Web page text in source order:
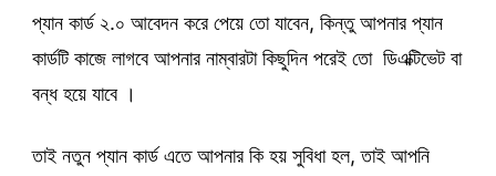
প্যান কার্ড ২.০ আবেদন করে পেয়ে তো যাবেন, কিন্তু আপনার প্যান
কার্ডটি কাজে লাগবে আপনার নাম্বারটা কিছুদিন পরেই তো ডিএক্টিভেট বা
বন্ধ হয়ে যাবে ।
তাই নতুন প্যান কার্ড এতে আপনার কি হয় সুবিধা হল, তাই আপনি